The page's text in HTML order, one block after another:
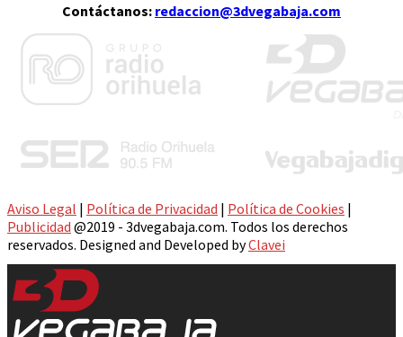
Contáctanos: redaccion@3dvegabaja.com
Aviso Legal | Política de Privacidad | Política de Cookies |
Publicidad @2019 - 3dvegabaja.com. Todos los derechos
reservados. Designed and Developed byClavei